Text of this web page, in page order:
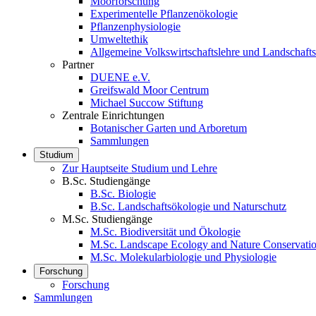
Experimentelle Pflanzenökologie
Pflanzenphysiologie
Umweltethik
Allgemeine Volkswirtschaftslehre und
Partner
DUENE e.V.
Greifswald Moor Centrum
Michael Succow Stiftung
Zentrale Einrichtungen
Botanischer Garten und Arboretum
Sammlungen
Studium
Zur Hauptseite Studium und Lehre
B.Sc. Studiengänge
B.Sc. Biologie
B.Sc. Landschaftsökologie und Naturschutz
M.Sc. Studiengänge
M.Sc. Biodiversität und Ökologie
M.Sc. Landscape Ecology and Nature
M.Sc. Molekularbiologie und Physiologie
Forschung
Forschung
Sammlungen